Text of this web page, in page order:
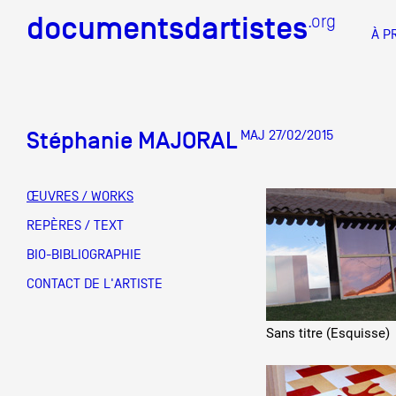
documentsdartistes.org
À
DOCUMENTS D'ARTISTES PACA
DE A à
documentsdartistes.org
Mission
Équipe
Partenaires
Crédits
Stéphanie MAJORAL MAJ 27/02/2015
ŒUVRES / WORKS
REPÈRES / TEXT
BIO-BIBLIOGRAPHIE
CONTACT DE L'ARTISTE
Sans titre (Esquisse)